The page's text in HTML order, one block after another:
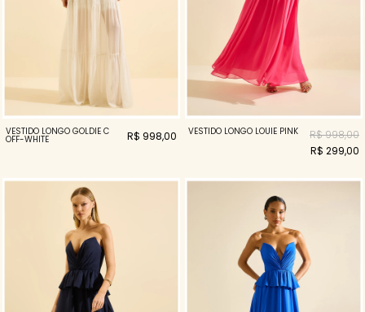
VESTIDO LONGO GOLDIE C
OFF-WHITE R$ 998,00 VESTIDO LONGO LOUIE PINK
R$ 998,00
R$ 299,00